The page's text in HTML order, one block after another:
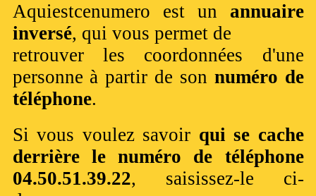
Aquiestcenumero est un annuaire
inversé, qui vous permet de
retrouver les coordonnées d'une
personne à partir de son numéro de
téléphone.
Si vous voulez savoir qui se cache
derrière le numéro de téléphone
04.50.51.39.22, saisissez-le ci-